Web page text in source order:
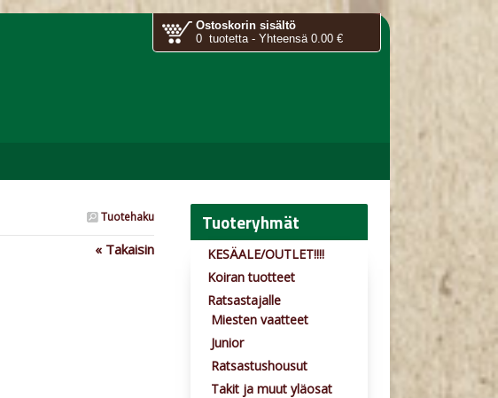
Ostoskorin sisältö
0 tuotetta - Yhteensä 0.00 €
Tuotehaku
« Takaisin
Tuoteryhmät
KESÄALE/OUTLET!!!!
Koiran tuotteet
Ratsastajalle
Miesten vaatteet
Junior
Ratsastushousut
Takit ja muut yläosat